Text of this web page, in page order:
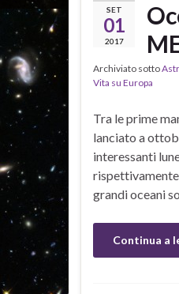
SET
01
2017
Archiviato sotto
Vita su Europa
Tra le prime
lanciato a
interessanti
grandi oceani
Continua a